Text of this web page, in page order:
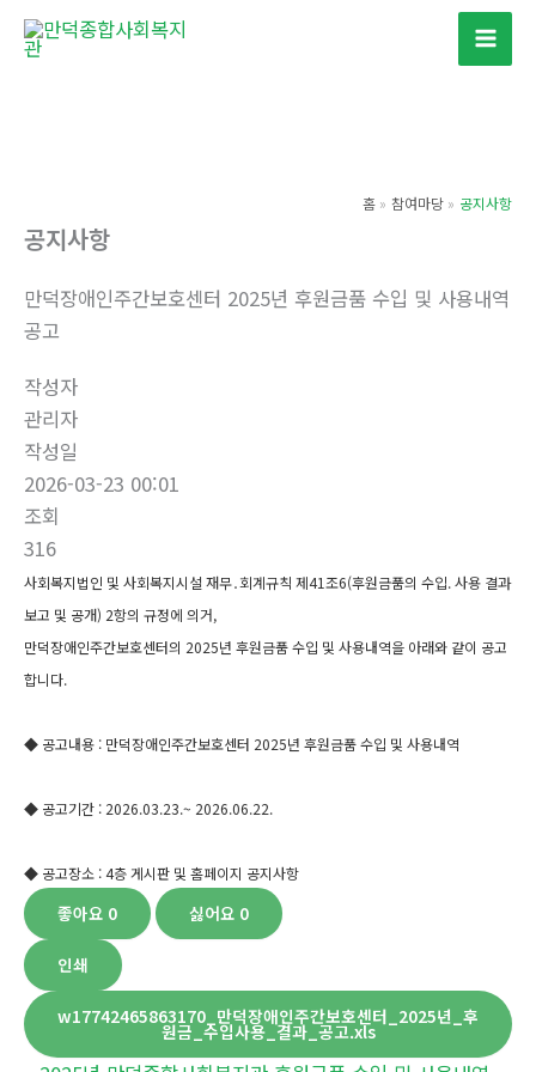
홈 참여마당 공지사항
공지사항
만덕장애인주간보호센터 2025년 후원금품 수입 및 사용내역
공고
작성자
관리자
작성일
2026-03-23 00:01
조회
316
사회복지법인 및 사회복지시설 재무․회계규칙 제41조6(후원금품의 수입. 사용 결과
보고 및 공개) 2항의 규정에 의거,
만덕장애인주간보호센터의 2025년 후원금품 수입 및 사용내역을 아래와 같이 공고
합니다.
◆ 공고내용 : 만덕장애인주간보호센터 2025년 후원금품 수입 및 사용내역
◆ 공고기간 : 2026.03.23.~ 2026.06.22.
◆ 공고장소 : 4층 게시판 및 홈페이지 공지사항
좋아요 0 싫어요 0
인쇄
w17742465863170_만덕장애인주간보호센터_2025년_후
원금_수입사용_결과_공고.xls